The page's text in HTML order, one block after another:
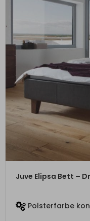
Juve Elipsa Bett –
Polsterfarbe